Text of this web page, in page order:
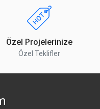
MHz), 5 (850 MHz), 8
150 Mbps UL)
Özel Projelerinize
Özel Teklifler